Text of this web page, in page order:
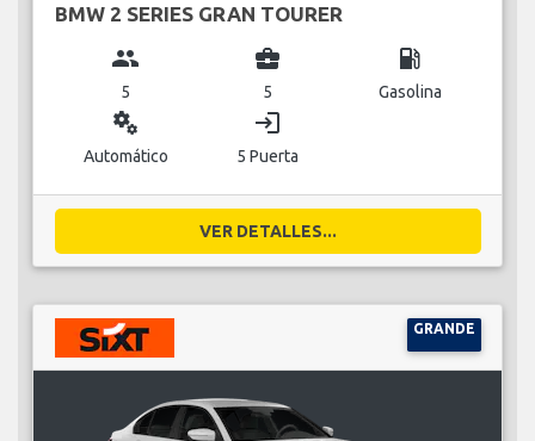
BMW 2 SERIES GRAN TOURER
group
5
business_center
5
local_gas_station
Gasolina
miscellaneous_services
Automático
login
5 Puerta
VER DETALLES...
GRANDE